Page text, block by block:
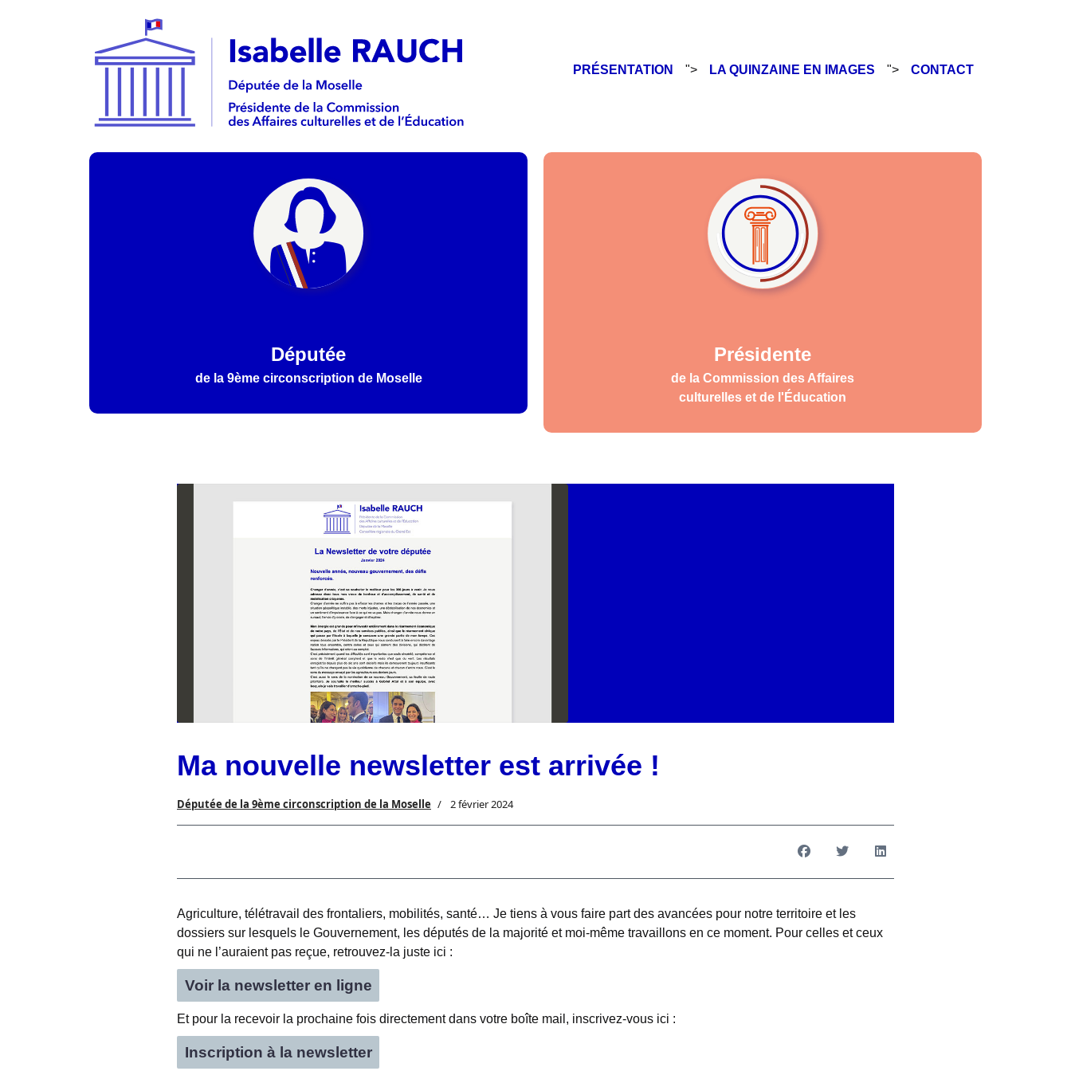
PRÉSENTATION "> LA QUINZAINE EN IMAGES "> CONTACT
Députée
de la 9ème circonscription de Moselle
Présidente
de la Commission des Affaires
culturelles et de l'Éducation
Ma nouvelle newsletter est arrivée !
Députée de la 9ème circonscription de la Moselle 2 février 2024
Agriculture, télétravail des frontaliers, mobilités, santé… Je tiens à vous faire part des avancées pour notre territoire et les
dossiers sur lesquels le Gouvernement, les députés de la majorité et moi-même travaillons en ce moment. Pour celles et ceux
qui ne l’auraient pas reçue, retrouvez-la juste ici :
Voir la newsletter en ligne
Et pour la recevoir la prochaine fois directement dans votre boîte mail, inscrivez-vous ici :
Inscription à la newsletter